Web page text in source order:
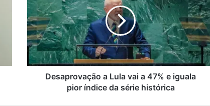
p
r
o
v
a
Desaprovação a Lula vai a 47% e iguala
pior índice da série histórica